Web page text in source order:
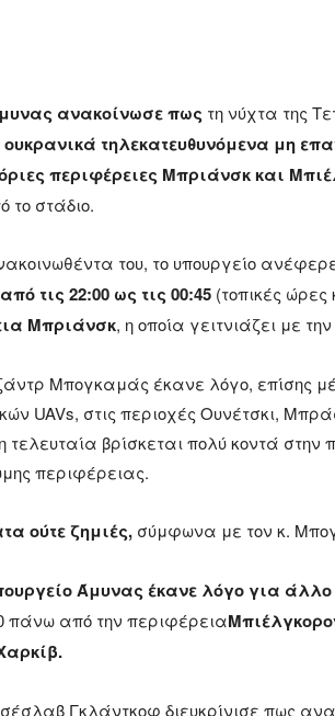
ανακοίνωσεπως τη νύχτα της
τηλεκατευθυνόμενα μη
περιφέρειες Μπριάνσκ και
το στάδιο.
του, το υπουργείο
τις 22:00 ως τις 00:45 (τοπικές
Μπριάνσκ, η οποία γειτνιάζει με
Μπογκαμάς έκανε λόγο, επίσης
UAVs, στις περιοχές Ουνέτσκι,
βρίσκεται πολύ κοντά στην
περιφέρειας.
ούτε ζημιές, σύμφωνα με τον κ.
Άμυνας έκανε λόγο για άλλο
πάνω από την περιφέρεια
Γκλάντκοφ διευκρίνισε πως